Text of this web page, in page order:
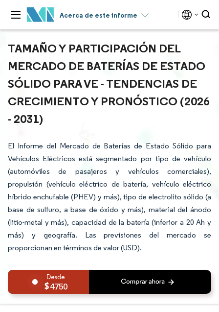
Acerca de este informe
TAMAÑO Y PARTICIPACIÓN DEL
MERCADO DE BATERÍAS DE ESTADO
SÓLIDO PARA VE - TENDENCIAS DE
CRECIMIENTO Y PRONÓSTICO (2026
- 2031)
El Informe del Mercado de Baterías de Estado Sólido para
Vehículos Eléctricos está segmentado por tipo de vehículo
(automóviles de pasajeros y vehículos comerciales),
propulsión (vehículo eléctrico de batería, vehículo eléctrico
híbrido enchufable (PHEV) y más), tipo de electrolito sólido (a
base de sulfuro, a base de óxido y más), material del ánodo
(litio-metal y más), capacidad de la batería (inferior a 20 Ah y
más) y geografía. Las previsiones del mercado se
proporcionan en términos de valor (USD).
4750